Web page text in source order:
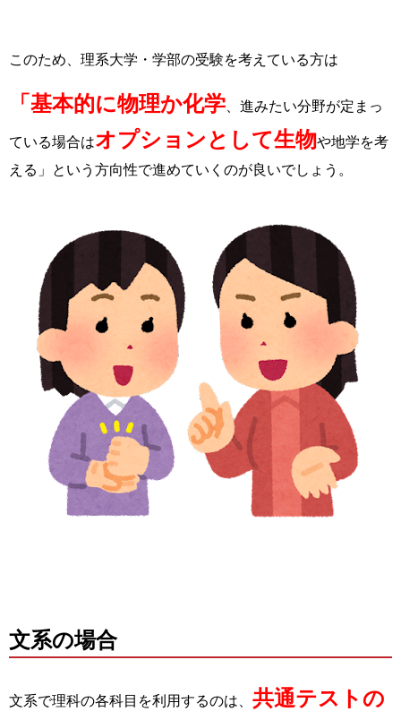
このため、理系大学・学部の受験を考えている方は
「基本的に物理か化学 、進みたい分野が定まっ
ている場合はオプションとして生物や地学を考
える」という方向性で進めていくのが良いでしょう。
文系の場合
文系で理科の各科目を利用するのは、 共通テストの